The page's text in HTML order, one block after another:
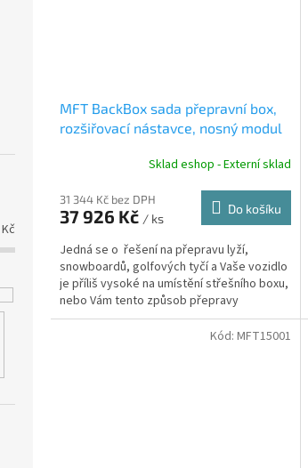
Kč
MFT BackBox sada přepravní box,
rozšiřovací nástavce, nosný modul
Sklad eshop - Externí sklad
31 344 Kč bez DPH
37 926 Kč / ks
Do košíku
Jedná se o řešení na přepravu lyží,
snowboardů, golfových tyčí a Vaše vozidlo
je příliš vysoké na umístění střešního boxu,
nebo Vám tento způsob přepravy
jednoduše...
Kód: MFT15001